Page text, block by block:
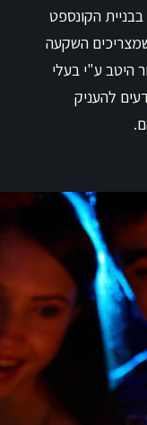
בבניית הקונספט
השקעה
היטב ע"י בעלי
להעניק